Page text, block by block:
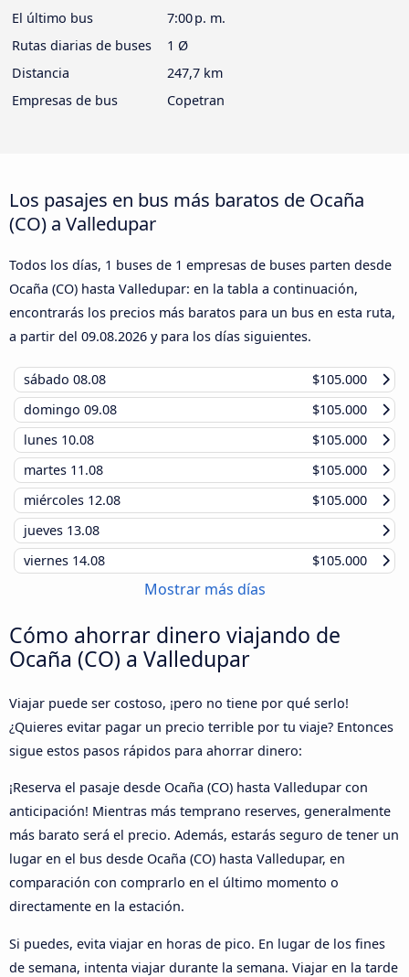
El último bus
7:00 p. m.
Rutas diarias de buses
1 Ø
Distancia
247,7 km
Empresas de bus
Copetran
Los pasajes en bus más baratos de Ocaña
(CO) a Valledupar
Todos los días, 1 buses de 1 empresas de buses parten desde
Ocaña (CO) hasta Valledupar: en la tabla a continuación,
encontrarás los precios más baratos para un bus en esta ruta,
a partir del 09.08.2026 y para los días siguientes.
sábado 08.08
$105.000
domingo 09.08
$105.000
lunes 10.08
$105.000
martes 11.08
$105.000
miércoles 12.08
$105.000
jueves 13.08
viernes 14.08 $105.000
Mostrar más días
Cómo ahorrar dinero viajando de
Ocaña (CO) a Valledupar
Viajar puede ser costoso, ¡pero no tiene por qué serlo!
¿Quieres evitar pagar un precio terrible por tu viaje? Entonces
sigue estos pasos rápidos para ahorrar dinero:
¡Reserva el pasaje desde Ocaña (CO) hasta Valledupar con
anticipación! Mientras más temprano reserves, generalmente
más barato será el precio. Además, estarás seguro de tener un
lugar en el bus desde Ocaña (CO) hasta Valledupar, en
comparación con comprarlo en el último momento o
directamente en la estación.
Si puedes, evita viajar en horas de pico. En lugar de los fines
de semana, intenta viajar durante la semana. Viajar en la tarde